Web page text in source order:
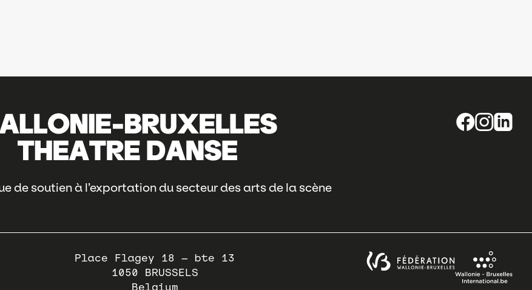
de soutien à l’exportation du secteur des arts de la scène
Place Flagey 18 – bte 13
1050
BRUSSELS
Belgium